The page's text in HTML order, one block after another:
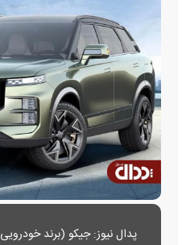
پدال نیوز: جیکو (برند